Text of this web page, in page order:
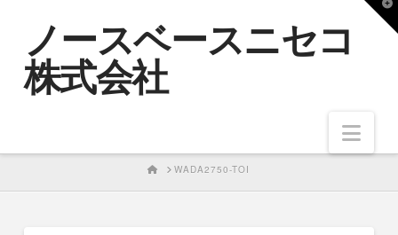
ノースベースニセコ
株式会社
HOMEWADA2750-TOI